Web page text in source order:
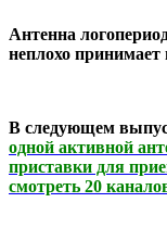
Антенна
неплохо принимает
В следующем
одной активной
приставки для
смотреть 20